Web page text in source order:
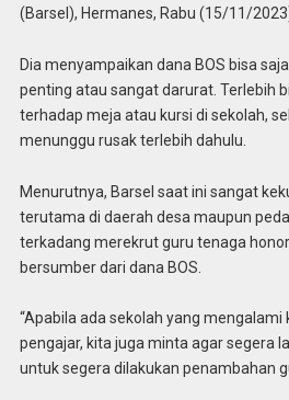
(Barsel), Hermanes, Rabu (15/11/
Dia menyampaikan dana BOS bisa
penting atau sangat darurat. Terlebih
terhadap meja atau kursi di sekolah,
menunggu rusak terlebih dahulu.
Menurutnya, Barsel saat ini sangat
terutama di daerah desa maupun
terkadang merekrut guru tenaga
bersumber dari dana BOS.
“Apabila ada sekolah yang
pengajar, kita juga minta agar segera
untuk segera dilakukan penambahan